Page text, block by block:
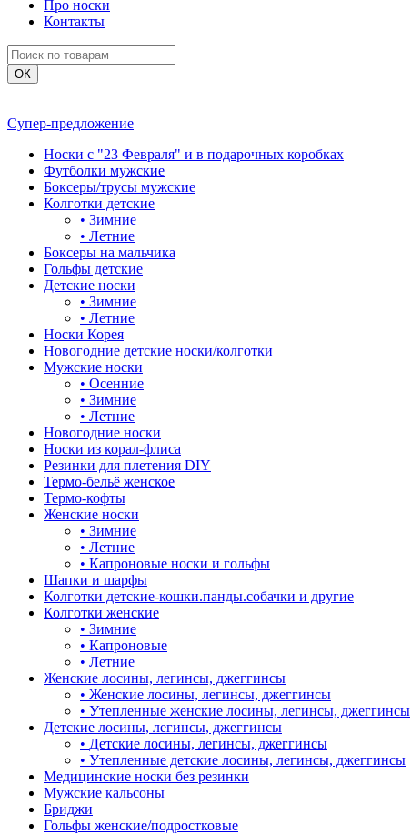
Про носки
Контакты
Супер-предложение
Носки с "23 Февраля" и в подарочных коробках
Футболки мужские
Боксеры/трусы мужские
Колготки детские
• Зимние
• Летние
Боксеры на мальчика
Гольфы детские
Детские носки
• Зимние
• Летние
Носки Корея
Новогодние детские носки/колготки
Мужские носки
• Осенние
• Зимние
• Летние
Новогодние носки
Носки из корал-флиса
Резинки для плетения DIY
Термо-бельё женское
Термо-кофты
Женские носки
• Зимние
• Летние
• Капроновые носки и гольфы
Шапки и шарфы
Колготки детские-кошки.панды.собачки и другие
Колготки женские
• Зимние
• Капроновые
• Летние
Женские лосины, легинсы, джеггинсы
• Женские лосины, легинсы, джеггинсы
• Утепленные женские лосины, легинсы, джеггинсы
Детские лосины, легинсы, джеггинсы
• Детские лосины, легинсы, джеггинсы
• Утепленные детские лосины, легинсы, джеггинсы
Медицинские носки без резинки
Мужские кальсоны
Бриджи
Гольфы женские/подростковые